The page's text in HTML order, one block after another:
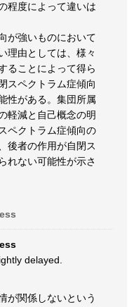
程度によって違いは
が強いものにおいて
理由としては、様々
ることによって得ら
スペクトラム症傾向
性がある。集団所属
軽減と自己概念の明
ペクトラム症傾向の
後者の作用が自閉ス
れない可能性が示さ
delayed.
が関係しないという